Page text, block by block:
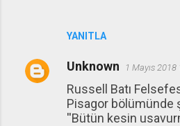
YANITLA
Unknown 1 Mayıs 2018
Russell Batı
Pisagor bölümünde
''Bütün kesin